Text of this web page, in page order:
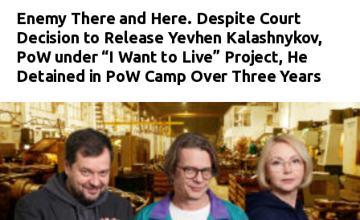
Enemy There and Here. Despite Court
Decision to Release Yevhen Kalashnykov,
PoW under “I Want to Live” Project, He
Detained in PoW Camp Over Three Years